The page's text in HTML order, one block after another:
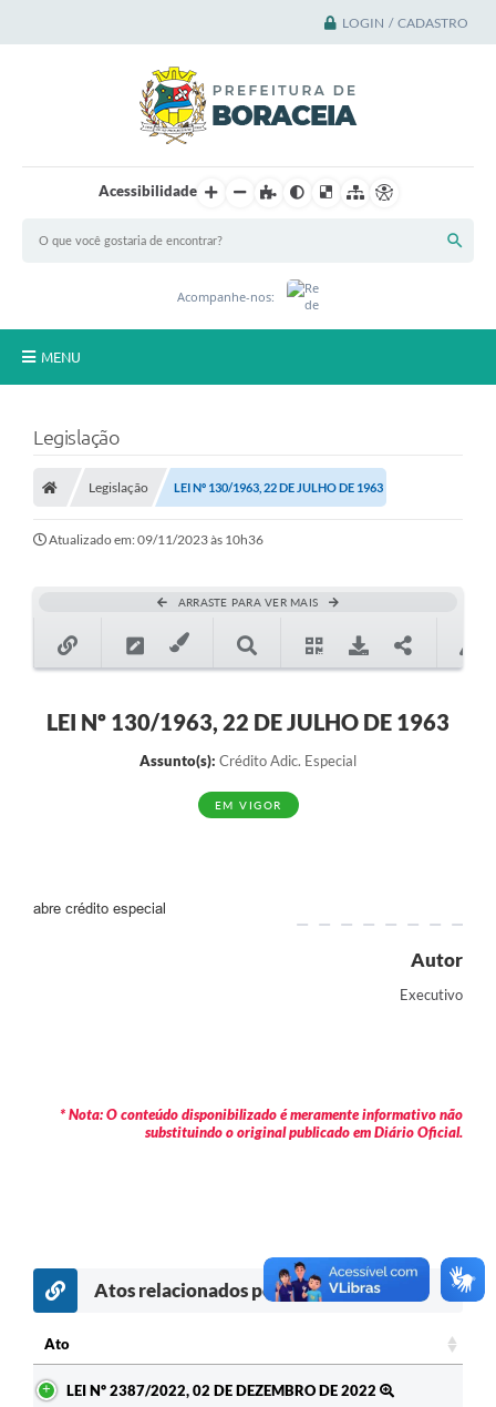
LOGIN / CADASTRO
Acessibilidade
Acompanhe-nos:
MENU
A Cidade
A Prefeitura
Notícias
Serviços Online
Multimídia
Transparência
Atendimento Odontológico
Legislação
Legislação LEI Nº 130/1963, 22 DE JULHO DE 1963
Atualizado em: 09/11/2023 às 10h36
ARRASTE PARA VER MAIS
LEI Nº 130/1963, 22 DE JULHO DE 1963
Assunto(s): Crédito Adic. Especial
EM VIGOR
abre crédito especial
Autor
Executivo
* Nota: O conteúdo disponibilizado é meramente informativo não
substituindo o original publicado em Diário Oficial.
Atos relacionados por assunto
Ato
LEI Nº 2387/2022, 02 DE DEZEMBRO DE 2022